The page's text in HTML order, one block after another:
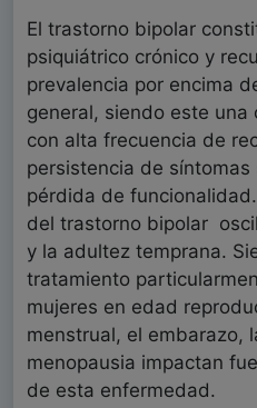
El trastorno bipolar
psiquiátrico crónico y
prevalencia por encima
general, siendo este
con alta frecuencia de
persistencia de
pérdida de
del trastorno bipolar
y la adultez temprana.
tratamiento
mujeres en edad
menstrual, el embarazo,
menopausia impactan
de esta enfermedad.